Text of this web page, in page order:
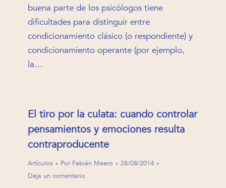
buena parte de los psicólogos tiene
dificultades para distinguir entre
condicionamiento clásico (o respondiente) y
condicionamiento operante (por ejemplo,
la…
El tiro por la culata: cuando controlar
pensamientos y emociones resulta
contraproducente
Artículos Por Fabián Maero
28/08/2014
Deja un comentario